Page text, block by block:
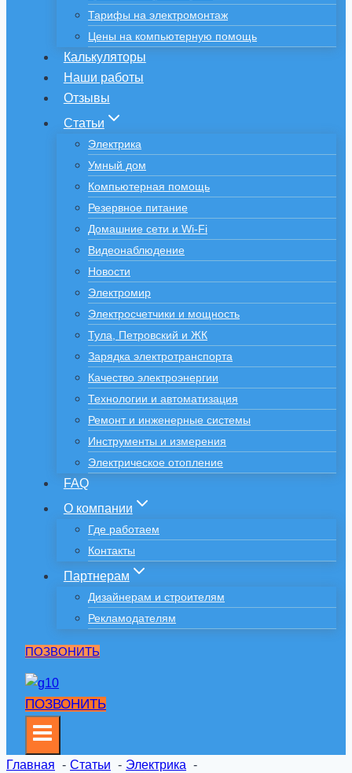
Тарифы на электромонтаж
Цены на компьютерную помощь
Калькуляторы
Наши работы
Отзывы
Статьи
Электрика
Умный дом
Компьютерная помощь
Резервное питание
Домашние сети и Wi-Fi
Видеонаблюдение
Новости
Электромир
Электросчетчики и мощность
Тула, Петровский и ЖК
Зарядка электротранспорта
Качество электроэнергии
Технологии и автоматизация
Ремонт и инженерные системы
Инструменты и измерения
Электрическое отопление
FAQ
О компании
Где работаем
Контакты
Партнерам
Дизайнерам и строителям
Рекламодателям
ПОЗВОНИТЬ
ПОЗВОНИТЬ
Главная Статьи
Электрика